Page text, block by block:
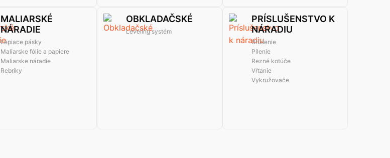
MALIARSKÉ
NÁRADIE
Lepiace pásky
Maliarske fólie a papiere
Maliarske náradie
Rebríky
OBKLADAČSKÉ
Leveling systém
PRÍSLUŠENSTVO K
NÁRADIU
Brúsenie
Pílenie
Rezné kotúče
Vŕtanie
Vykružovače